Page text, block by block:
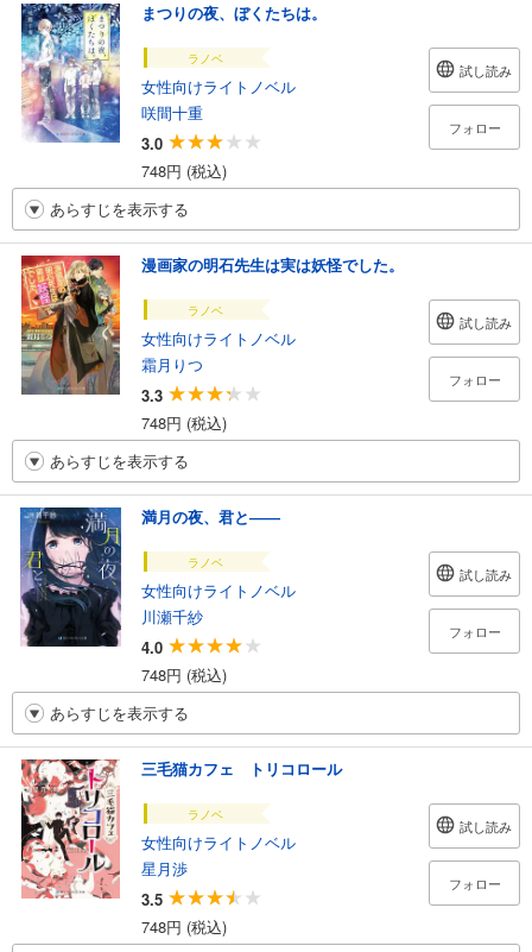
まつりの夜、ぼくたちは。
ラノベ
女性向けライトノベル
咲間十重
3.0
748円 (税込)
試し読み
フォロー
あらすじを表示する
漫画家の明石先生は実は妖怪でした。
ラノベ
女性向けライトノベル
霜月りつ
3.3
748円 (税込)
試し読み
フォロー
あらすじを表示する
満月の夜、君と――
ラノベ
女性向けライトノベル
川瀬千紗
4.0
748円 (税込)
試し読み
フォロー
あらすじを表示する
三毛猫カフェ トリコロール
ラノベ
女性向けライトノベル
星月渉
3.5
748円 (税込)
試し読み
フォロー